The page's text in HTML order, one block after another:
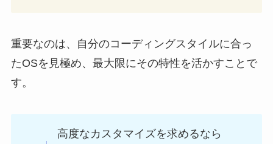
重要なのは、自分のコーディングスタイルに合っ
たOSを見極め、最大限にその特性を活かすことで
す。
高度なカスタマイズを求めるなら